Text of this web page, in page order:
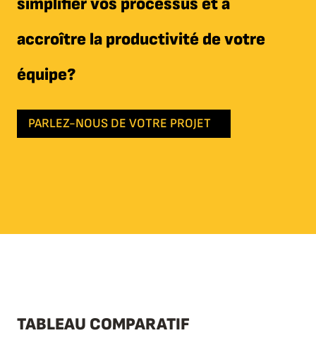
simplifier vos processus et à
accroître la productivité de votre
équipe?
PARLEZ-NOUS DE VOTRE PROJET
TABLEAU COMPARATIF